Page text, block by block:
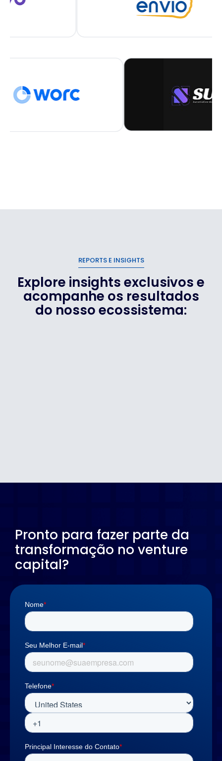
REPORTS E INSIGHTS
Explore insights exclusivos e
acompanhe os resultados
do nosso ecossistema:
Pronto para fazer parte da
transformação no venture
capital?